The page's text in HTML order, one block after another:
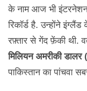
के नाम आज भी
रिकॉर्ड है. उन्होंने
रफ़्तार से गेंद फ़ेंकी थी.
मिलियन अमरीकी
पाकिस्तान का पांचवा